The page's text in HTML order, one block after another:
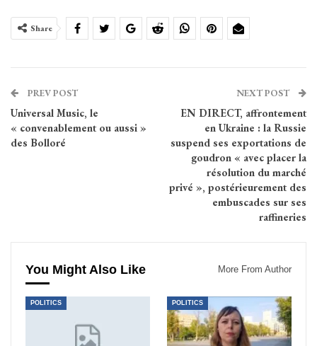
Share
PREV POST
Universal Music, le
« convenablement ou aussi »
des Bolloré
NEXT POST
EN DIRECT, affrontement
en Ukraine : la Russie
suspend ses exportations de
goudron « avec placer la
résolution du marché
privé », postérieurement des
embuscades sur ses
raffineries
You Might Also Like More From Author
POLITICS POLITICS